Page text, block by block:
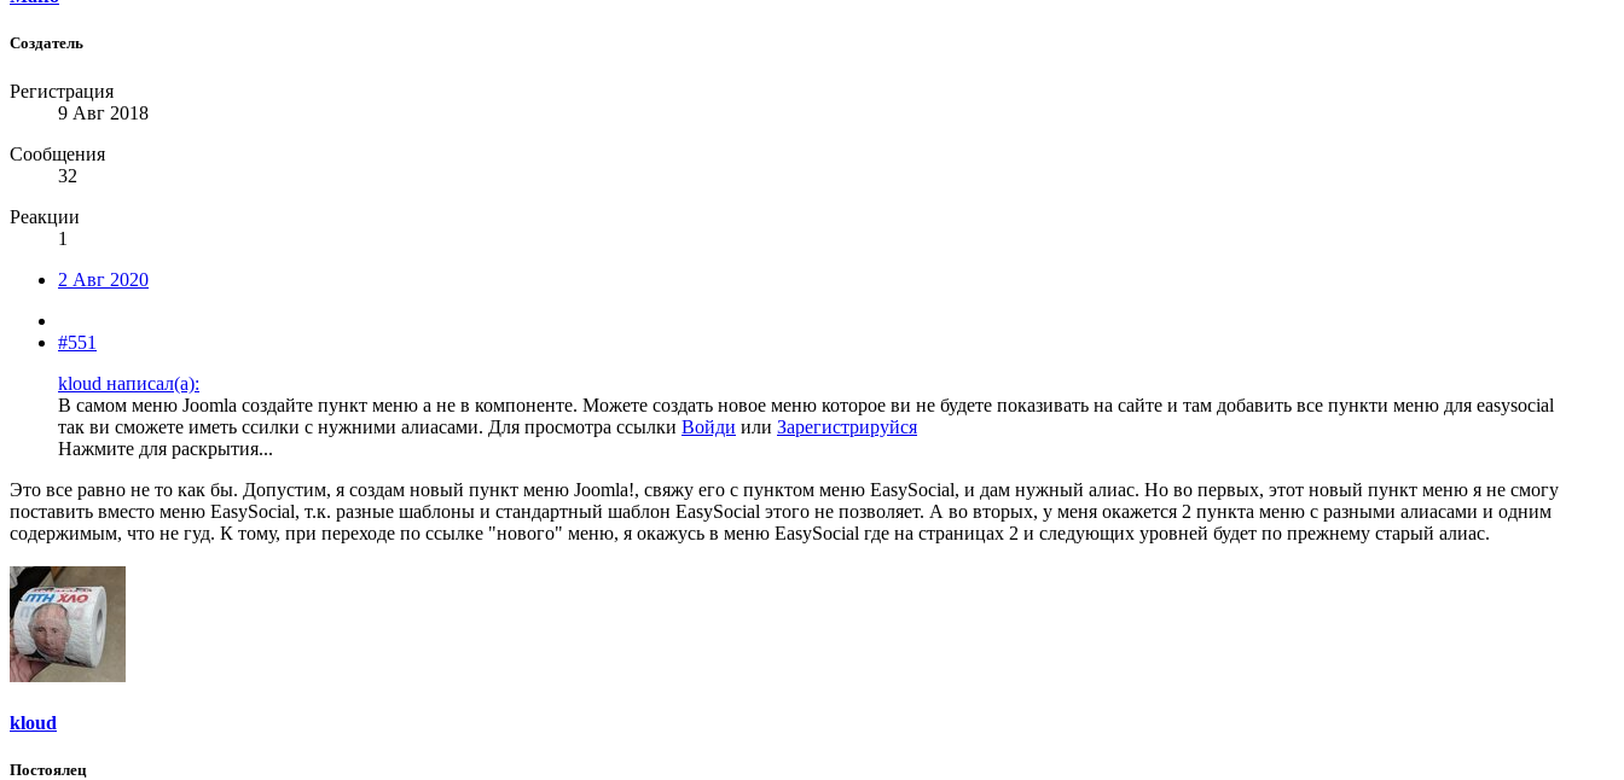
Создатель
Регистрация
9 Авг 2018
Сообщения
32
Реакции
1
2 Авг 2020
#551
kloud написал(а):
В самом меню Joomla создайте пункт меню а не в компоненте. Можете создать новое меню которое ви не будете показивать на сайте и там добавить все пункти меню для easysocial
так ви сможете иметь ссилки с нужними алиасами. Для просмотра ссылки Войди или Зарегистрируйся
Нажмите для раскрытия...
Это все равно не то как бы. Допустим, я создам новый пункт меню Joomla!, свяжу его с пунктом меню EasySocial, и дам нужный алиас. Но во первых, этот новый пункт меню я не смогу
поставить вместо меню EasySocial, т.к. разные шаблоны и стандартный шаблон EasySocial этого не позволяет. А во вторых, у меня окажется 2 пункта меню с разными алиасами и одним
содержимым, что не гуд. К тому, при переходе по ссылке "нового" меню, я окажусь в меню EasySocial где на страницах 2 и следующих уровней будет по прежнему старый алиас.
kloud
Постоялец